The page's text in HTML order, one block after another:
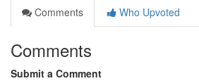
Comments
Who Upvoted
Comments
Submit a Comment